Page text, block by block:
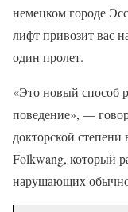
немецком городе
лифт привозит вас
один пролет.
«Это новый способ
поведение», —
докторской степени
Folkwang, который
нарушающих